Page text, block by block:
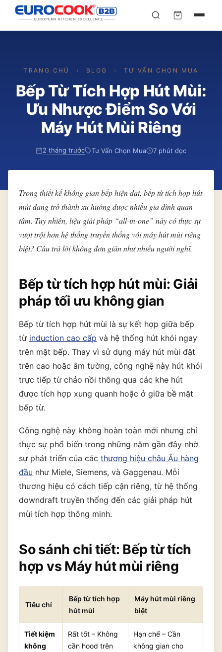
Chuyên gia liên hệ trong vòng 30 phút — Hoàn toàn
HỌ VÀ TÊN
NỘI DUNG YÊU CẦU
TRANG CHỦ › BLOG › TƯ VẤN CHỌN MUA
Bếp Từ Tích Hợp Hút Mùi:
Ưu Nhược Điểm So Với
Máy Hút Mùi Riêng
2 tháng trước Tư Vấn Chọn Mua 7 phút đọc
Trong thiết kế không gian bếp hiện đại, bếp từ tích hợp hút
mùi đang trở thành xu hướng được nhiều gia đình quan
tâm. Tuy nhiên, liệu giải pháp “all-in-one” này có thực sự
vượt trội hơn hệ thống truyền thống với máy hút mùi riêng
biệt? Câu trả lời không đơn giản như nhiều người nghĩ.
Bếp từ tích hợp hút mùi: Giải
pháp tối ưu không gian
Bếp từ tích hợp hút mùi là sự kết hợp giữa bếp
từ induction cao cấp và hệ thống hút khói ngay
trên mặt bếp. Thay vì sử dụng máy hút mùi đặt
trên cao hoặc âm tường, công nghệ này hút khói
trực tiếp từ chảo nồi thông qua các khe hút
được tích hợp xung quanh hoặc ở giữa bề mặt
bếp từ.
Công nghệ này không hoàn toàn mới nhưng chỉ
thực sự phổ biến trong những năm gần đây nhờ
sự phát triển của các thương hiệu châu Âu hàng
đầu như Miele, Siemens, và Gaggenau. Mỗi
thương hiệu có cách tiếp cận riêng, từ hệ thống
downdraft truyền thống đến các giải pháp hút
mùi tích hợp thông minh.
So sánh chi tiết: Bếp từ tích
hợp vs Máy hút mùi riêng
Tiêu chí
Bếp từ tích hợp
hút mùi
Máy hút mùi riêng
biệt
Tiết kiệm
không
Rất tốt – Không
cần hood trên
Hạn chế – Cần
không gian cho